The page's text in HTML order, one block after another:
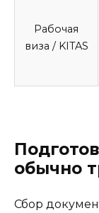
Рабочая
виза / KITAS
обычно
Сбор